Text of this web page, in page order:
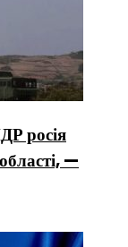
росія
—